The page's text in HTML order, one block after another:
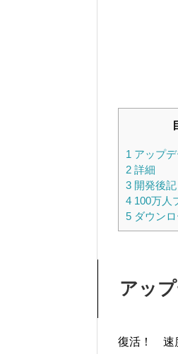
1 アップ
2 詳細
3 開発後記
4 100万人
5 ダウン
アッ
復活！ 速